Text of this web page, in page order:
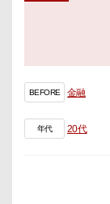
BEFORE 金融
年代 20代